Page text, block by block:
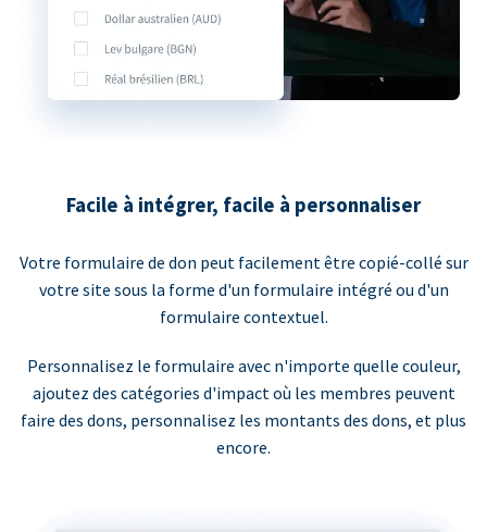
Facile à intégrer, facile à personnaliser
Votre formulaire de don peut facilement être copié-collé sur
votre site sous la forme d'un formulaire intégré ou d'un
formulaire contextuel.
Personnalisez le formulaire avec n'importe quelle couleur,
ajoutez des catégories d'impact où les membres peuvent
faire des dons, personnalisez les montants des dons, et plus
encore.